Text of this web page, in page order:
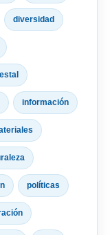
diversidad
información
políticas